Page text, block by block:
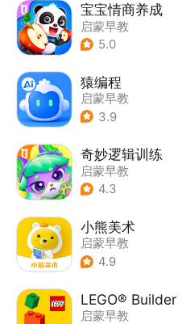
宝宝情商养成
启蒙早教
5.0
猿编程
启蒙早教
3.9
奇妙逻辑训练
启蒙早教
4.3
小熊美术
启蒙早教
4.9
LEGO® Builder
启蒙早教